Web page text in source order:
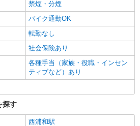
禁煙・分煙
バイク通勤OK
転勤なし
社会保険あり
各種手当（家族・役職・インセン
ティブなど）あり
探す
西浦和駅